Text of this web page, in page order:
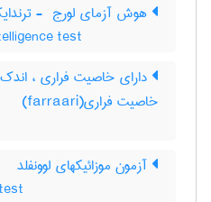
هوش آزمای لورج ‎ - ترندایک
test
دارای خاصیت فراری ،
خاصیت فراری(farraari)
آزمون موزائیکهای لوونفلد